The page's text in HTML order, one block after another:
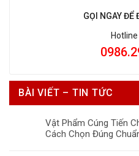
GỌI NGAY ĐỂ
BÀI VIẾT – TIN TỨC
Vật Phẩm Cúng Tiến
Cách Chọn Đúng